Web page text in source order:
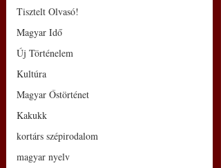
Tisztelt Olvasó!
Magyar Idő
Új Történelem
Kultúra
Magyar Őstörténet
Kakukk
kortárs szépirodalom
magyar nyelv